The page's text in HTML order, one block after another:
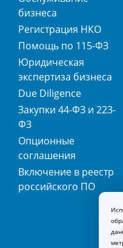
бизнеса
Регистрация НКО
Помощь по 115-ФЗ
Юридическая
экспертиза бизнеса
Due Diligence
Закупки 44-ФЗ и 223-
ФЗ
Опционные
соглашения
Включение в реестр
российского ПО